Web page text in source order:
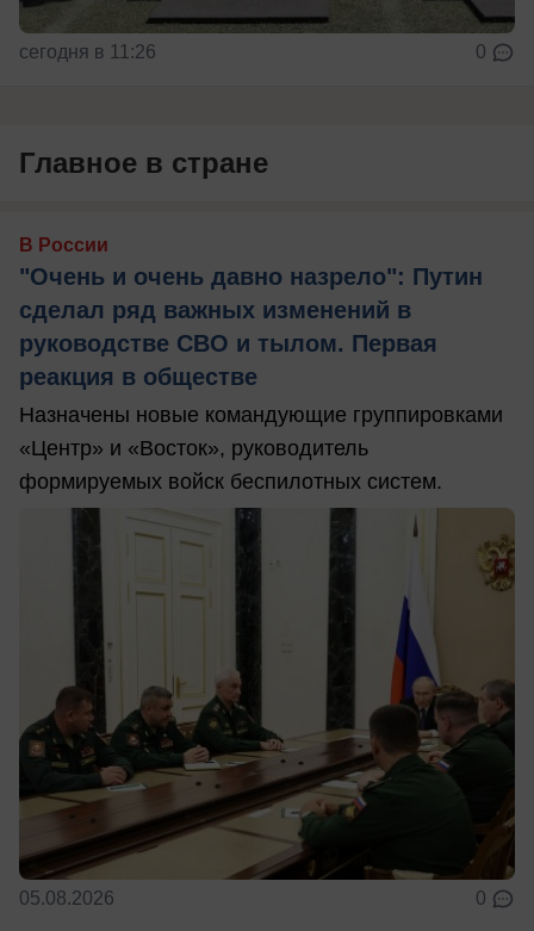
сегодня в 11:26 0
Главное в стране
В России
"Очень и очень давно назрело": Путин
сделал ряд важных изменений в
руководстве СВО и тылом. Первая
реакция в обществе
Назначены новые командующие группировками
«Центр» и «Восток», руководитель
формируемых войск беспилотных систем.
05.08.2026 0